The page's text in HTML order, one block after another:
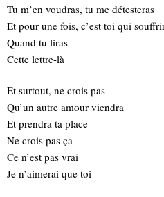
Tu m’en voudras, tu me détesteras
Et pour une fois, c’est toi qui
Quand tu liras
Cette lettre-là
Et surtout, ne crois pas
Qu’un autre amour viendra
Et prendra ta place
Ne crois pas ça
Ce n’est pas vrai
Je n’aimerai que toi